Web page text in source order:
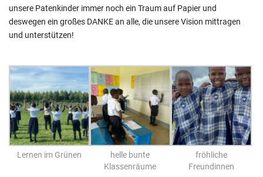
unsere Patenkinder immer noch ein Traum auf Papier und
deswegen ein großes DANKE an alle, die unsere Vision mittragen
und unterstützen!
Lernen im Grünen
helle bunte
Klassenräume
fröhliche
Freundinnen